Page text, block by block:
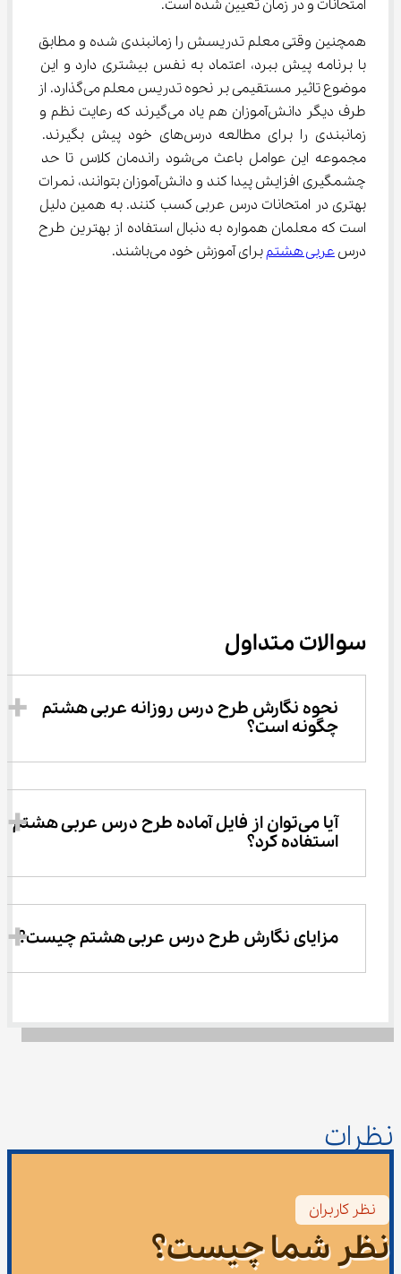
امتحانات و در زمان تعیین شده است.
همچنین وقتی معلم تدریسش را زمانبندی شده و مطابق
با برنامه پیش ببرد، اعتماد به نفس بیشتری دارد و این
موضوع تاثیر مستقیمی بر نحوه تدریس معلم می‌گذارد. از
طرف دیگر دانش‌آموزان هم یاد می‌گیرند که رعایت نظم و
زمانبندی را برای مطالعه درس‌های خود پیش بگیرند.
مجموعه این عوامل باعث می‌شود راندمان کلاس تا حد
چشمگیری افزایش پیدا کند و دانش‌آموزان بتوانند، نمرات
بهتری در امتحانات درس عربی کسب کنند. به همین دلیل
است که معلمان همواره به دنبال استفاده از بهترین طرح
درس عربی هشتم برای آموزش خود می‌باشند.
سوالات متداول
نحوه نگارش طرح درس روزانه عربی هشتم
چگونه است؟
آیا می‌توان از فایل آماده طرح درس عربی هشتم
استفاده کرد؟
مزایای نگارش طرح درس عربی هشتم چیست؟
نظرات
نظر کاربران
نظر شما چیست؟